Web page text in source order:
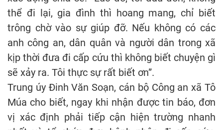
thể đi lại, gia đình thì hoang mang, chỉ biết
trông chờ vào sự giúp đỡ. Nếu không có các
anh công an, dân quân và người dân trong xã
kịp thời đưa đi cấp cứu thì không biết chuyện gì
sẽ xảy ra. Tôi thực sự rất biết ơn”.
Trung úy Đinh Văn Soạn, cán bộ Công an xã Tô
Múa cho biết, ngay khi nhận được tin báo, đơn
vị xác định phải tiếp cận hiện trường nhanh